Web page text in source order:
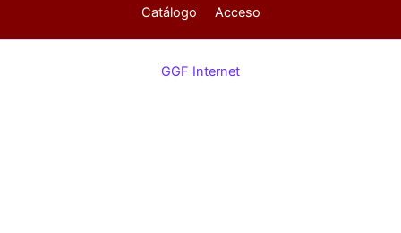
Catálogo Acceso
GGF Internet